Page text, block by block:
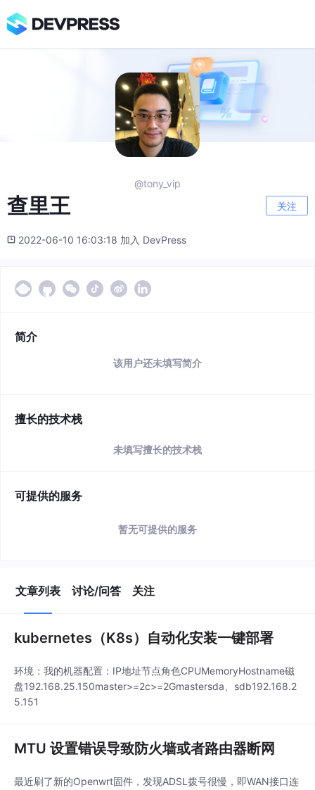
@tony_vip
查里王 关注
2022-06-10 16:03:18 加入 DevPress
简介
该用户还未填写简介
擅长的技术栈
未填写擅长的技术栈
可提供的服务
暂无可提供的服务
文章列表 讨论/问答 关注
kubernetes（K8s）自动化安装一键部署
环境：我的机器配置：IP地址节点角色CPUMemoryHostname磁
盘192.168.25.150master>=2c>=2Gmastersda、sdb192.168.2
5.151
MTU 设置错误导致防火墙或者路由器断网
最近刷了新的Openwrt固件，发现ADSL拨号很慢，即WAN接口连